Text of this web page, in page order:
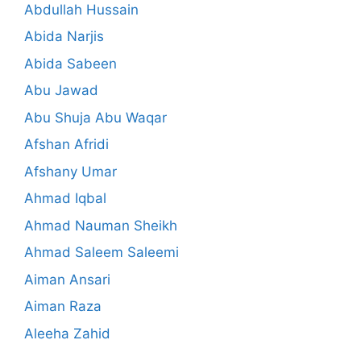
Abdullah Hussain
Abida Narjis
Abida Sabeen
Abu Jawad
Abu Shuja Abu Waqar
Afshan Afridi
Afshany Umar
Ahmad Iqbal
Ahmad Nauman Sheikh
Ahmad Saleem Saleemi
Aiman Ansari
Aiman Raza
Aleeha Zahid